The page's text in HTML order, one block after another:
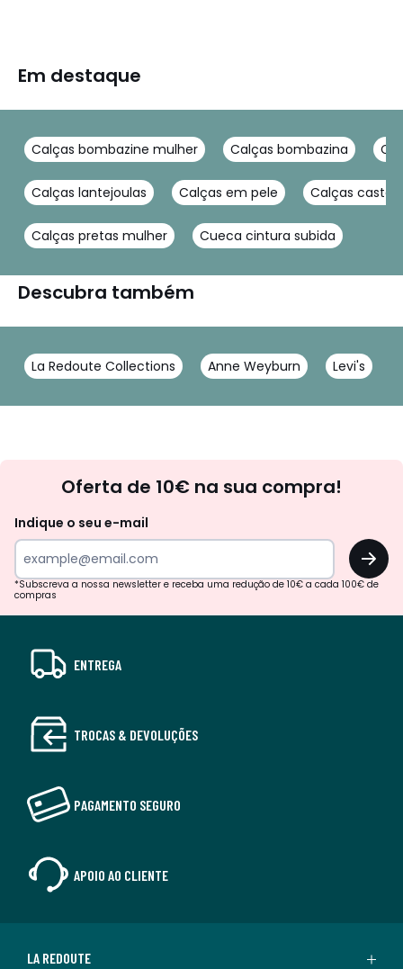
Em destaque
Calças bombazine mulher Calças bombazina
Calças lantejoulas Calças em pele Calças
Calças pretas mulher Cueca cintura subida
Descubra também
La Redoute Collections Anne Weyburn Levi's
Oferta de 10€ na sua compra!
Indique o seu e-mail
OK
*Subscreva a nossa newsletter e receba uma redução de 10€ a cada 100€ de
compras
ENTREGA
TROCAS & DEVOLUÇÕES
PAGAMENTO SEGURO
APOIO AO CLIENTE
LA REDOUTE